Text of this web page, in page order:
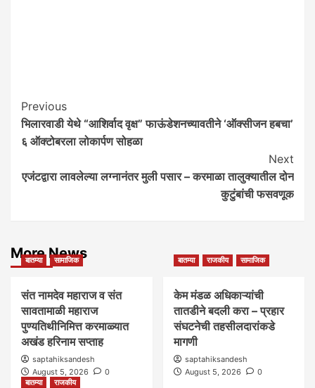
Post
Navigation
Previous
भिलारवाडी येथे “आशिर्वाद वृक्ष” फाऊंडेशनच्यावतीने ‘ऑक्सीजन हबचा’
६ ऑक्टोबरला लोकार्पण सोहळा
Next
एजंटद्वारा लावलेल्या लग्नानंतर मुली पसार – करमाळा तालुक्यातील दोन
कुटुंबांची फसवणूक
More News
बातम्या सामाजिक
संत नामदेव महाराज व संत
सावतामाळी महाराज
पुण्यतिथीनिमित्त करमाळ्यात
अखंड हरिनाम सप्ताह
saptahiksandesh
August 5, 2026
0
बातम्या राजकीय सामाजिक
केम मंडळ अधिकाऱ्यांची
तातडीने बदली करा – प्रहार
संघटनेची तहसीलदारांकडे
मागणी
saptahiksandesh
August 5, 2026
0
बातम्या
राजकीय